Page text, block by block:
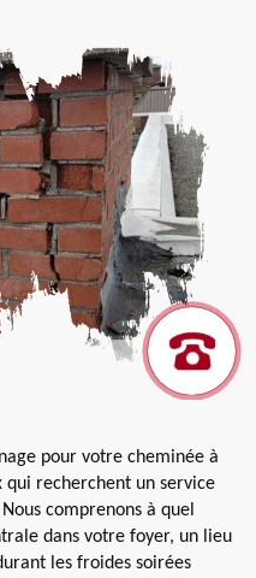
pour votre cheminée à
qui recherchent un service
comprenons à quel
dans votre foyer, un lieu
les froides soirées